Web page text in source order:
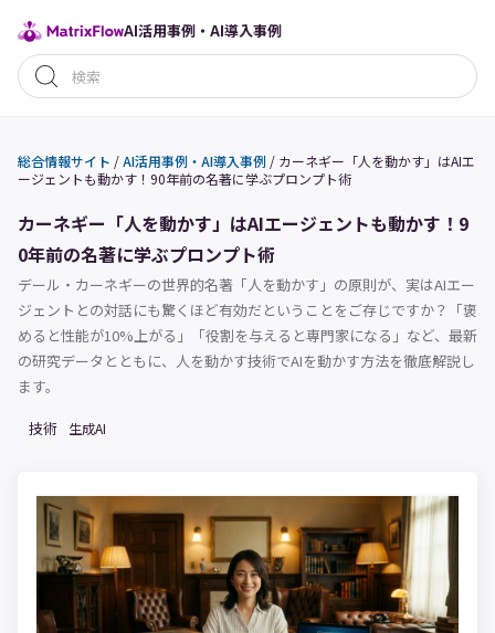
AI活用事例・AI導入事例
総合情報サイト /AI活用事例・AI導入事例 / カーネギー「人を動かす」はAIエ
ージェントも動かす！90年前の名著に学ぶプロンプト術
カーネギー「人を動かす」はAIエージェントも動かす！9
0年前の名著に学ぶプロンプト術
デール・カーネギーの世界的名著「人を動かす」の原則が、実はAIエー
ジェントとの対話にも驚くほど有効だということをご存じですか？「褒
めると性能が10%上がる」「役割を与えると専門家になる」など、最新
の研究データとともに、人を動かす技術でAIを動かす方法を徹底解説し
ます。
技術
生成AI